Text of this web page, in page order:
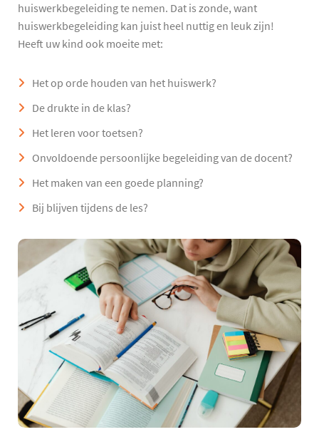
huiswerkbegeleiding te nemen. Dat is zonde, want
huiswerkbegeleiding kan juist heel nuttig en leuk zijn!
Heeft uw kind ook moeite met:
Het op orde houden van het huiswerk?
De drukte in de klas?
Het leren voor toetsen?
Onvoldoende persoonlijke begeleiding van de docent?
Het maken van een goede planning?
Bij blijven tijdens de les?